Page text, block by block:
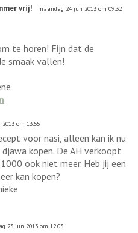
vrij! maandag 24 jun 2013 om 09:32
te horen! Fijn dat de
smaak vallen!
om 13:55
voor nasi, alleen kan ik nu
kopen. De AH verkoopt
ook niet meer. Heb jij een
kan kopen?
23 jun 2013 om 12:03